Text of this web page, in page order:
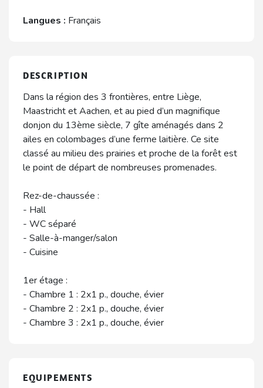
Langues : Français
DESCRIPTION
Dans la région des 3 frontières, entre Liège,
Maastricht et Aachen, et au pied d’un magnifique
donjon du 13ème siècle, 7 gîte aménagés dans 2
ailes en colombages d’une ferme laitière. Ce site
classé au milieu des prairies et proche de la forêt est
le point de départ de nombreuses promenades.
Rez-de-chaussée :
- Hall
- WC séparé
- Salle-à-manger/salon
- Cuisine
1er étage :
- Chambre 1 : 2x1 p., douche, évier
- Chambre 2 : 2x1 p., douche, évier
- Chambre 3 : 2x1 p., douche, évier
EQUIPEMENTS